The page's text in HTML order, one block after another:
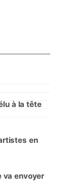
à la tête
en
va envoyer